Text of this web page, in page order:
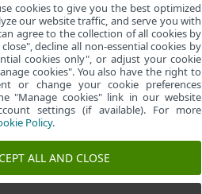
ESET forumasESET Status Portal
cookies to give you the best optimized
our website traffic, and serve you with
agree to the collection of all cookies by
decline all non-essential cookies by
cookies only", or adjust your cookie
cookies". You also have the right to
or change your cookie preferences
"Manage cookies" link in our website
settings (if available). For more
Policy.
ALL AND CLOSE